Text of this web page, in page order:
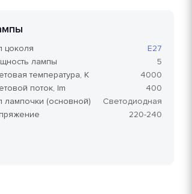
цоколя
E27
лампы
5
температура, K
4000
поток, lm
400
лампочки (основной)
Светодиодная
220-240